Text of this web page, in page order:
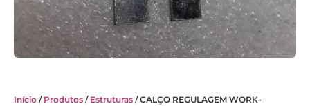
Início / Produtos / Estruturas / CALÇO REGULAGEM WORK-